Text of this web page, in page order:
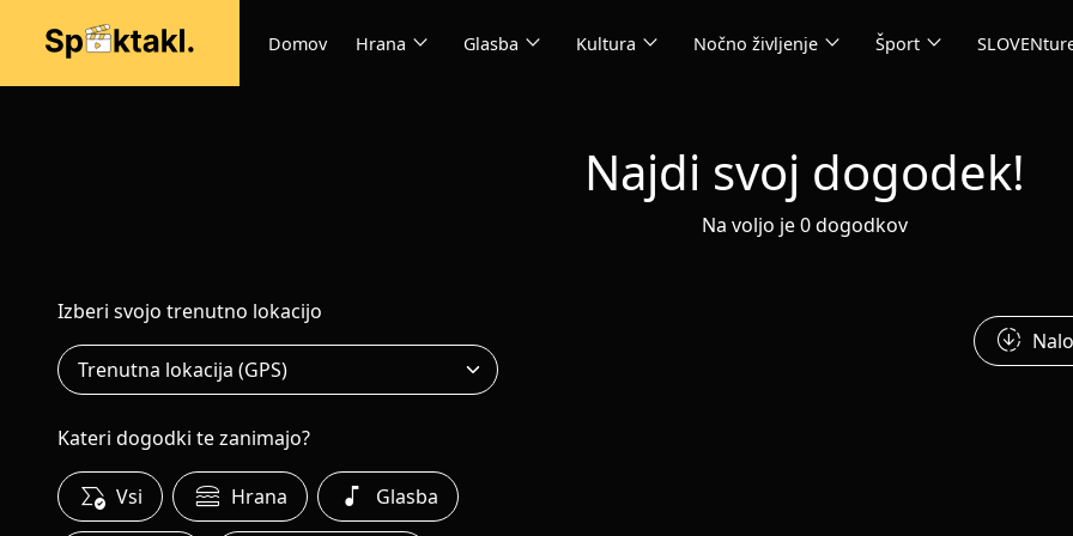
Domov Hrana expand_more Glasba expand_more Kultura expand_more Nočno življenje expand_more Šport expand_more
Najdi svoj dogodek!
Na voljo je 0 dogodkov
Izberi svojo trenutno lokacijo
Kateri dogodki te zanimajo?
all_match Vsi lunch_dining Hrana music_note Glasba
downloading